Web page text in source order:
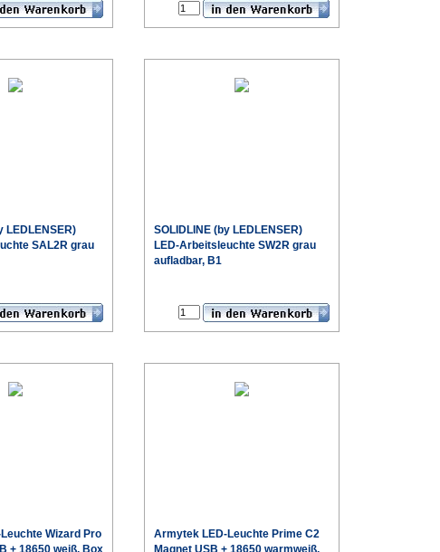
LEDLENSER)
SAL2R grau
SOLIDLINE (by LEDLENSER)
LED-Arbeitsleuchte SW2R grau
aufladbar, B1
Leuchte Wizard Pro
+ 18650 weiß, Box
Armytek LED-Leuchte Prime C2
Magnet USB + 18650 warmweiß,